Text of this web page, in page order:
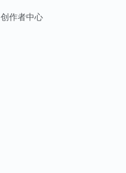
创作者中心